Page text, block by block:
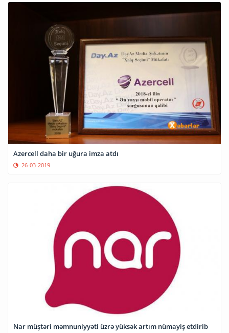
Azercell daha bir uğura imza atdı
26-03-2019
Nar müştəri məmnuniyyəti üzrə yüksək artım nümayiş etdirib